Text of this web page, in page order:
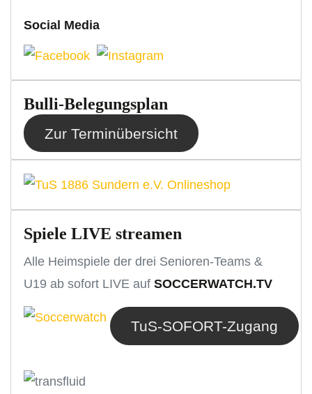
Social Media
Bulli-Belegungsplan
Zur Terminübersicht
Spiele LIVE streamen
Alle Heimspiele der drei Senioren-Teams &
U19 ab sofort LIVE aufSOCCERWATCH.TV
TuS-SOFORT-Zugang